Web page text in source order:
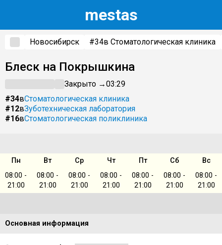
mestas
Новосибирск #34в Стоматологическая клиника
Блеск на Покрышкина
Закрыто →03:29
#34вСтоматологическая клиника
#12вЗуботехническая лаборатория
#16вСтоматологическая поликлиника
Пн Вт Ср Чт Пт Сб
Вс
08:00 -
21:00
08:00 -
21:00
08:00 -
21:00
08:00 -
21:00
08:00 -
21:00
08:00 -
21:00
08:00 -
21:00
Основная информация